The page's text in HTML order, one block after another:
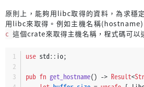
原則上，能夠用libc取得的資料，為求穩
用libc來取得。例如主機名稱
c 這個crate來取得主機名稱，程式碼可以
use std::io;
pub fn get_hostname() -> Result<